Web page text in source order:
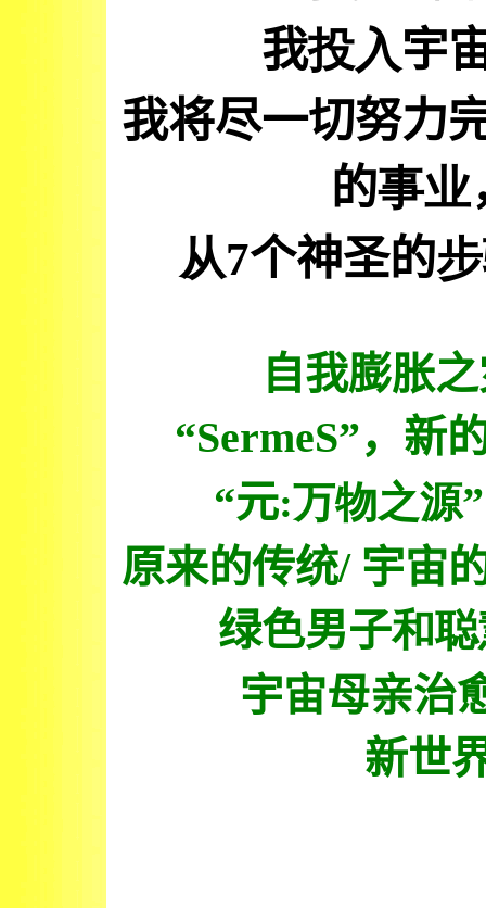
我投入宇
我将尽一切努力
的事业
从7个神圣的
自我膨胀
“SermeS”，新
“元:万物之源”
原来的传统/ 宇宙
绿色男子和
宇宙母亲治
新世